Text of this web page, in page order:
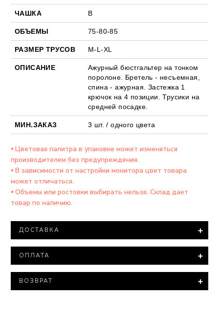
ЧАШКА В
ОБЪЕМЫ 75-80-85
РАЗМЕР ТРУСОВ M-L-XL
ОПИСАНИЕ
Ажурный бюстгальтер на тонком
поролоне. Бретель - несъемная,
спина - ажурная. Застежка 1
крючок на 4 позиции. Трусики на
средней посадке.
МИН.ЗАКАЗ 3 шт. / одного цвета
⦁ Цветовая палитра в упаковке может изменяться
производителем без предупреждения.
⦁ В зависимости от настройки монитора цвет товара
может отличаться.
⦁ Объемы или ростовки выбирать нельзя. Склад дает
товар по наличию.
ДОСТАВКА
Доставка товара осуществляется компанией ООО
"Новая ПОЧТА".
доставка товара производится БЕСПЛАТНО.
ОПЛАТА
Минимальная сумма заказа – 500 гривен.
ВОЗВРАТ